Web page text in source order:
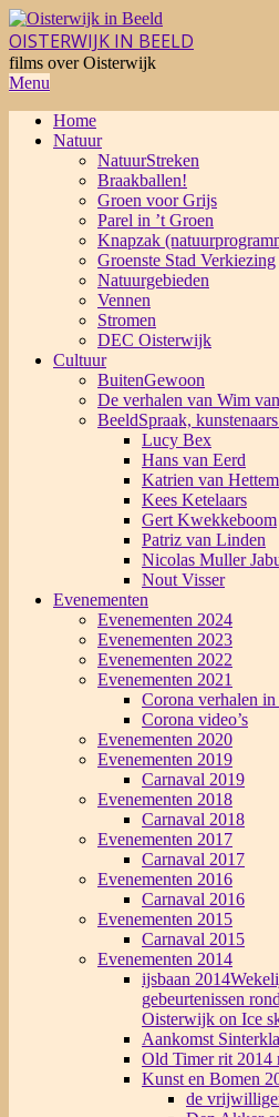
Skip
to
content
OISTERWIJK IN BEELD
films over Oisterwijk
Primary
Menu
Menu
Home
Natuur
NatuurStreken
Braakballen!
Groen voor Grijs
Parel in ’t Groen
Knapzak
Groenste Stad Verkiezing
Natuurgebieden
Vennen
Stromen
DEC Oisterwijk
Cultuur
BuitenGewoon
De verhalen van Wim
BeeldSpraak,
Lucy Bex
Hans van Eerd
Katrien van
Kees Ketelaars
Gert Kwekkeboom
Patriz van Linden
Nicolas Muller
Nout Visser
Evenementen
Evenementen 2024
Evenementen 2023
Evenementen 2022
Evenementen 2021
Corona verhalen
Corona video’s
Evenementen 2020
Evenementen 2019
Carnaval 2019
Evenementen 2018
Carnaval 2018
Evenementen 2017
Carnaval 2017
Evenementen 2016
Carnaval 2016
Evenementen 2015
Carnaval 2015
Evenementen 2014
ijsbaan 2014
gebeurtenissen
Oisterwijk on Ice
Aankomst
Old Timer rit 2014
Kunst en Bomen
de